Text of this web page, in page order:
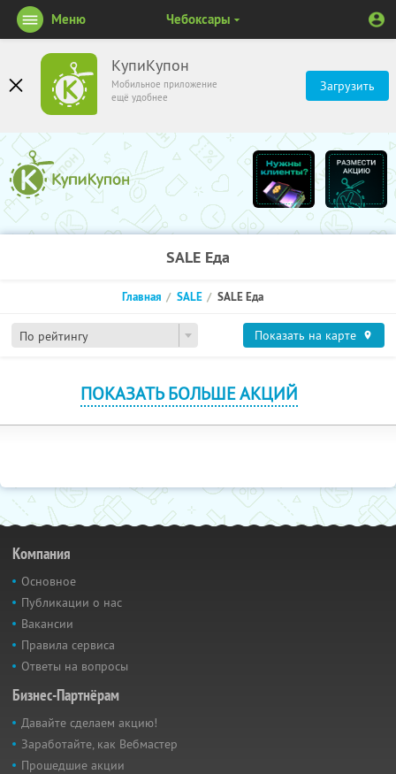
КупиКупон
Мобильное приложение
ещё удобнее
Загрузить
Меню Чебоксары
SALE Еда
По рейтингу
Главная SALE SALE Еда
Показать на карте
ПОКАЗАТЬ БОЛЬШЕ АКЦИЙ
Компания
Основное
Публикации о нас
Вакансии
Правила сервиса
Ответы на вопросы
Бизнес-Партнёрам
Давайте сделаем акцию!
Заработайте, как Вебмастер
Прошедшие акции